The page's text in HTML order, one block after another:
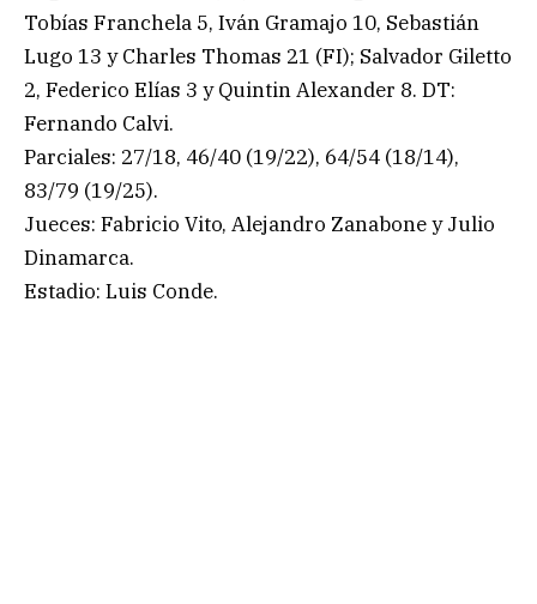
Tobías Franchela 5, Iván Gramajo 10, Sebastián
Lugo 13 y Charles Thomas 21 (FI); Salvador Giletto
2, Federico Elías 3 y Quintin Alexander 8. DT:
Fernando Calvi.
Parciales: 27/18, 46/40 (19/22), 64/54 (18/14),
83/79 (19/25).
Jueces: Fabricio Vito, Alejandro Zanabone y Julio
Dinamarca.
Estadio: Luis Conde.